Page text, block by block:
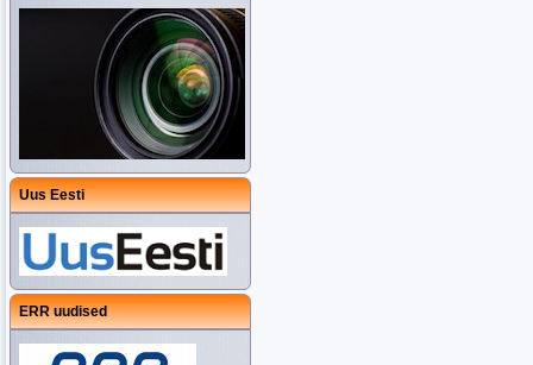
Uus Eesti
ERR uudised